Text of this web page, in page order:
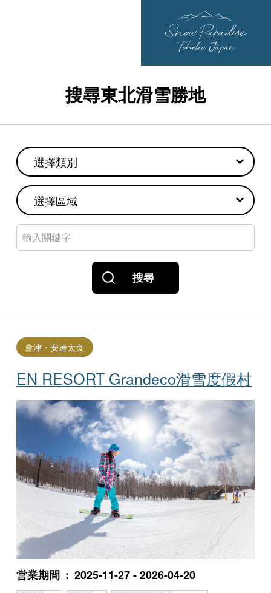
搜尋東北滑雪勝地
選擇類別
選擇區域
搜尋
EN RESORT Grandeco滑雪度假村
會津・安達太良
営業期間 2025-11-27 - 2026-04-20